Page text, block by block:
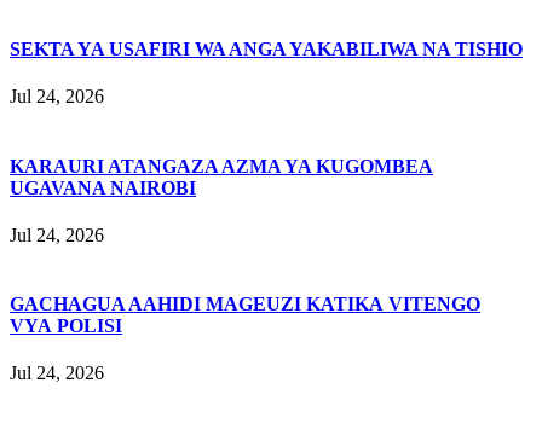
SEKTA YA USAFIRI WA ANGA YAKABILIWA NA TISHIO
Jul 24, 2026
KARAURI ATANGAZA AZMA YA KUGOMBEA
UGAVANA NAIROBI
Jul 24, 2026
GACHAGUA AAHIDI MAGEUZI KATIKA VITENGO
VYA POLISI
Jul 24, 2026